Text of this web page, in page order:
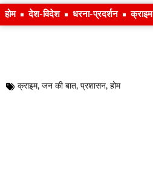
होम देश-विदेश धरना-प्रदर्शन क्राइम
क्राइम, जन की बात, प्रशासन, होम